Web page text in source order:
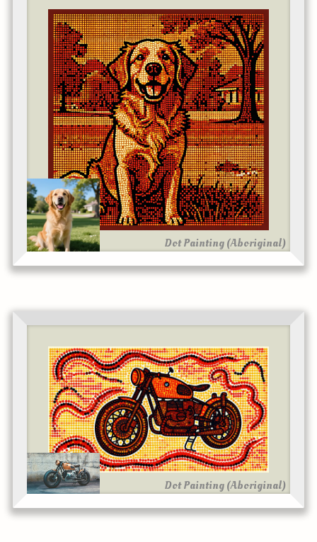
Dot Painting (Aboriginal)
Dot Painting (Aboriginal)